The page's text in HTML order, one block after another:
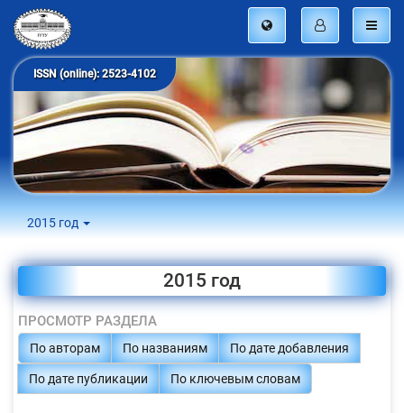
ISSN (online): 2523-4102
2015 год
2015 год
ПРОСМОТР РАЗДЕЛА
По авторам По названиям По дате добавления
По дате публикации По ключевым словам